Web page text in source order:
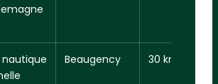
Beaugency 30 km